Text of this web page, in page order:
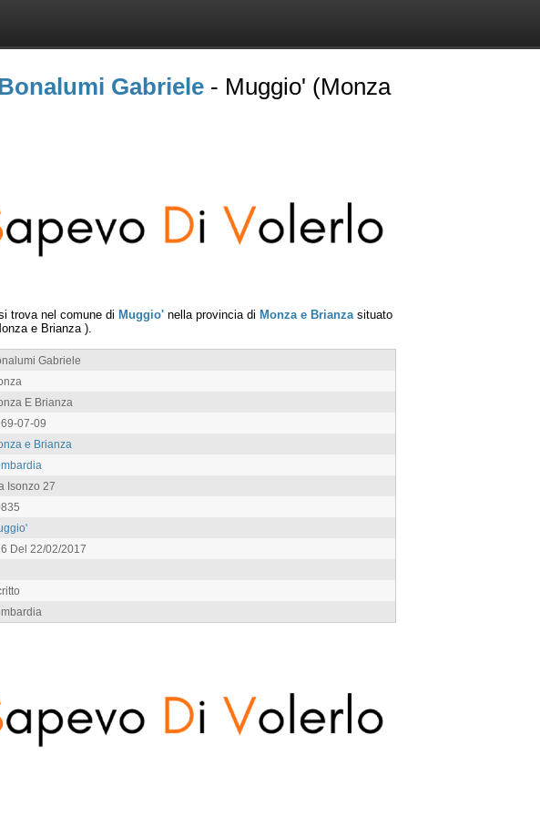
Gabriele - Muggio' (Monza
trova nel comune di Muggio' nella provincia di Monza e Brianza situato
e Brianza ).
Gabriele
E Brianza
07-09
e Brianza
Isonzo 27
Del 22/02/2017